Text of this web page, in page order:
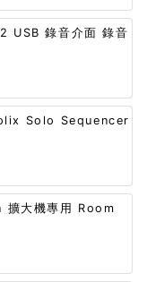
USB 錄音介面 錄音
Solo Sequencer
大機專用 Room